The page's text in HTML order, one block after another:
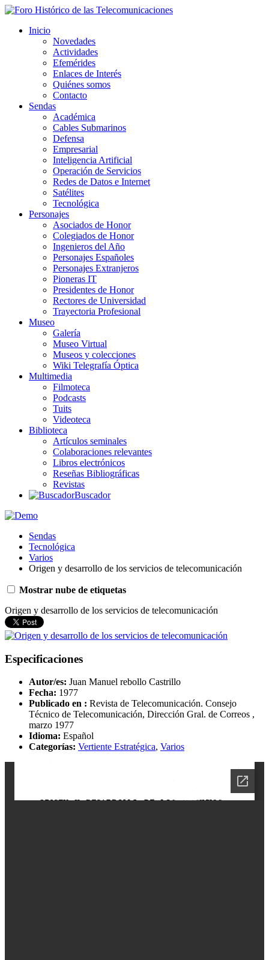
Inicio
Novedades
Actividades
Efemérides
Enlaces de Interés
Quiénes somos
Contacto
Sendas
Académica
Cables Submarinos
Defensa
Empresarial
Inteligencia Artificial
Operación de Servicios
Redes de Datos e Internet
Satélites
Tecnológica
Personajes
Asociados de Honor
Colegiados de Honor
Ingenieros del Año
Personajes Españoles
Personajes Extranjeros
Pioneras IT
Presidentes de Honor
Rectores de Universidad
Trayectoria Profesional
Museo
Galería
Museo Virtual
Museos y colecciones
Wiki Telegrafía Óptica
Multimedia
Filmoteca
Podcasts
Tuits
Videoteca
Biblioteca
Artículos seminales
Colaboraciones relevantes
Libros electrónicos
Reseñas Bibliográficas
Revistas
Buscador
Sendas
Tecnológica
Varios
Origen y desarrollo de los servicios de telecomunicación
Mostrar nube de etiquetas
Origen y desarrollo de los servicios de telecomunicación
Especificaciones
Autor/es: Juan Manuel rebollo Castrillo
Fecha: 1977
Publicado en : Revista de Telecomunicación. Consejo
Técnico de Telecomunicación, Dirección Gral. de Correos ,
marzo 1977
Idioma: Español
Categorías: Vertiente Estratégica, Varios